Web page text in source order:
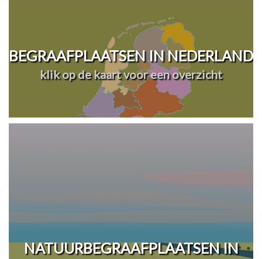
BEGRAAFPLAATSEN IN NEDERLAND
klik op de kaart voor een overzicht
NATUURBEGRAAFPLAATSEN IN